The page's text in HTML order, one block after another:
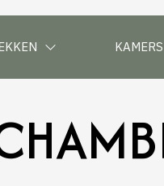
KAMERS